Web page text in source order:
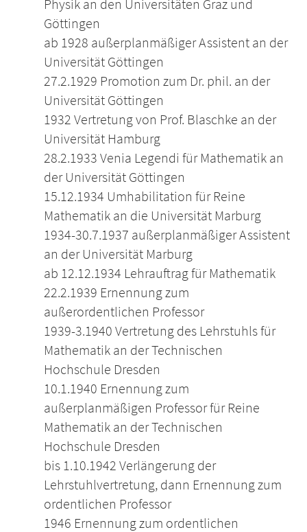
Physik an den Universitäten Graz und
Göttingen
ab 1928 außerplanmäßiger Assistent an der
Universität Göttingen
27.2.1929 Promotion zum Dr. phil. an der
Universität Göttingen
1932 Vertretung von Prof. Blaschke an der
Universität Hamburg
28.2.1933 Venia Legendi für Mathematik an
der Universität Göttingen
15.12.1934 Umhabilitation für Reine
Mathematik an die Universität Marburg
1934-30.7.1937 außerplanmäßiger Assistent
an der Universität Marburg
ab 12.12.1934 Lehrauftrag für Mathematik
22.2.1939 Ernennung zum
außerordentlichen Professor
1939-3.1940 Vertretung des Lehrstuhls für
Mathematik an der Technischen
Hochschule Dresden
10.1.1940 Ernennung zum
außerplanmäßigen Professor für Reine
Mathematik an der Technischen
Hochschule Dresden
bis 1.10.1942 Verlängerung der
Lehrstuhlvertretung, dann Ernennung zum
ordentlichen Professor
1946 Ernennung zum ordentlichen